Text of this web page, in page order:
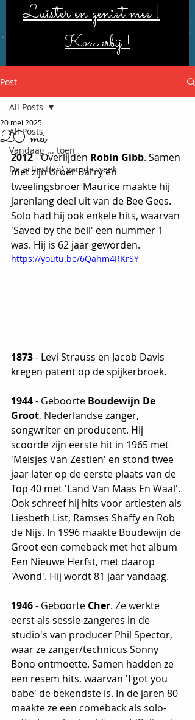
Luister en geniet mee !
Kom erbij !
Post
All Posts
Vandaag ... toen
De artiest(en) van de week
All Posts
20 mei
20 mei 2025
2012 - Overlijden Robin Gibb. Samen
met zijn broer Barry en
tweelingsbroer Maurice maakte hij
jarenlang deel uit van de Bee Gees.
Solo had hij ook enkele hits, waarvan
'Saved by the bell' een nummer 1
was. Hij is 62 jaar geworden.
https://youtu.be/6Qahm4RKrSY
1873 - Levi Strauss en Jacob Davis
kregen patent op de spijkerbroek.
1944 - Geboorte Boudewijn De
Groot, Nederlandse zanger,
songwriter en producent. Hij
scoorde zijn eerste hit in 1965 met
'Meisjes Van Zestien' en stond twee
jaar later op de eerste plaats van de
Top 40 met 'Land Van Maas En Waal'.
Ook schreef hij hits voor artiesten als
Liesbeth List, Ramses Shaffy en Rob
de Nijs. In 1996 maakte Boudewijn de
Groot een comeback met het album
Een Nieuwe Herfst, met daarop
'Avond'. Hij wordt 81 jaar vandaag.
1946 - Geboorte Cher. Ze werkte
eerst als sessie-zangeres in de
studio's van producer Phil Spector,
waar ze zanger/technicus Sonny
Bono ontmoette. Samen hadden ze
een resem hits, waarvan 'I got you
babe' de bekendste is. In de jaren 80
maakte ze een comeback als solo-